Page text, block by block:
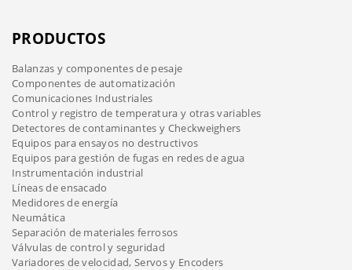
PRODUCTOS
Balanzas y componentes de pesaje
Componentes de automatización
Comunicaciones Industriales
Control y registro de temperatura y otras variables
Detectores de contaminantes y Checkweighers
Equipos para ensayos no destructivos
Equipos para gestión de fugas en redes de agua
Instrumentación industrial
Líneas de ensacado
Medidores de energía
Neumática
Separación de materiales ferrosos
Válvulas de control y seguridad
Variadores de velocidad, Servos y Encoders